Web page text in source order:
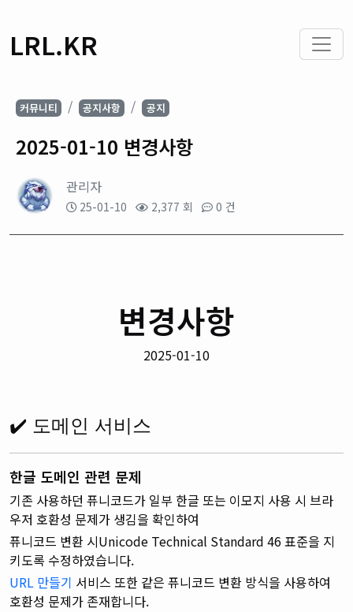
LRL.KR
커뮤니티 공지사항 공지
2025-01-10 변경사항
관리자
25-01-10 2,377 회 0 건
변경사항
2025-01-10
✔️ 도메인 서비스
한글 도메인 관련 문제
기존 사용하던 퓨니코드가 일부 한글 또는 이모지 사용 시 브라
우저 호환성 문제가 생김을 확인하여
퓨니코드 변환 시Unicode Technical Standard 46 표준을 지
키도록 수정하였습니다.
URL 만들기 서비스 또한 같은 퓨니코드 변환 방식을 사용하여
호환성 문제가 존재합니다.